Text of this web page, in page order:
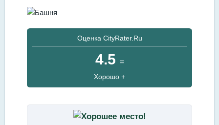
Оценка CityRater.Ru
4.5 =
Хорошо +